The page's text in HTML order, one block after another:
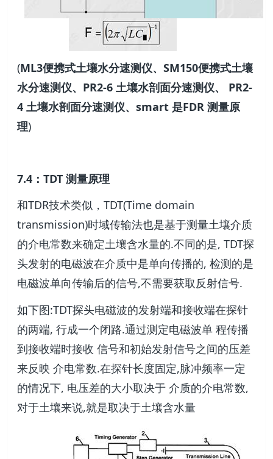
(ML3便携式土壤水分速测仪、SM150便携式土壤
水分速测仪、PR2-6 土壤水剖面分速测仪、 PR2-
4 土壤水剖面分速测仪、smart 是FDR 测量原
理)
7.4：TDT 测量原理
和TDR技术类似，TDT(Time domain
transmission)时域传输法也是基于测量土壤介质
的介电常数来确定土壤含水量的.不同的是, TDT探
头发射的电磁波在介质中是单向传播的, 检测的是
电磁波单向传输后的信号,不需要获取反射信号.
如下图:TDT探头电磁波的发射端和接收端在探针
的两端, 行成一个闭路.通过测定电磁波单 程传播
到接收端时接收 信号和初始发射信号之间的压差
来反映 介电常数.在探针长度固定,脉冲频率一定
的情况下, 电压差的大小取决于 介质的介电常数,
对于土壤来说,就是取决于土壤含水量